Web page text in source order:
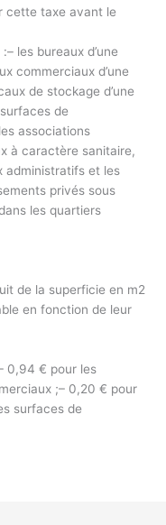
cette taxe avant le
:– les bureaux d’une
commerciaux d’une
de stockage d’une
de
associations
à caractère sanitaire,
administratifs et les
privés sous
les quartiers
de la superficie en m2
en fonction de leur
0,94 € pour les
;– 0,20 € pour
surfaces de